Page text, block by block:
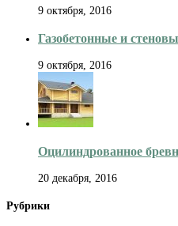
9 октября, 2016
Газобетонные и
9 октября, 2016
Оцилиндрованное
20 декабря, 2016
Рубрики